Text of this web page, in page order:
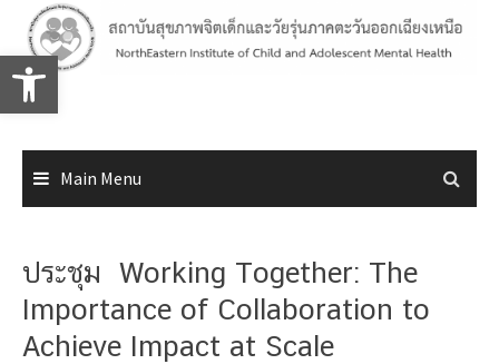
Open toolbar
content
Main Menu
ประชุม Working Together: The
Importance of Collaboration to
Achieve Impact at Scale